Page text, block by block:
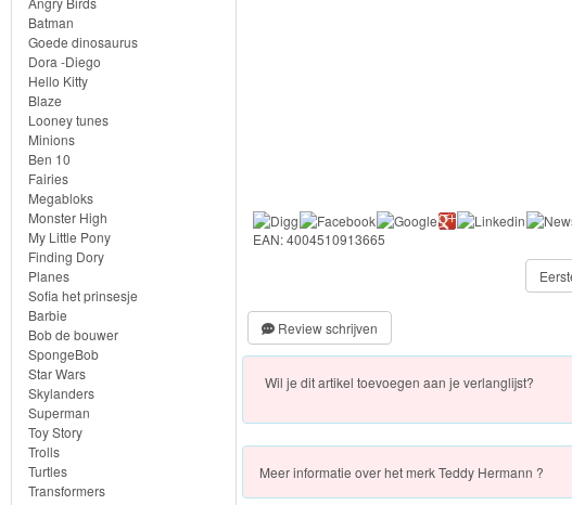
Shine
Little
Dutch
PJ
Masks
Super
Mario
Frozen
Paw
Patrol
Fireman
Sam
EAN: 4004510913665
Review schrijven
Wil je dit artikel toevoegen aan je verlanglijst?
Meerinformatie over het merkTeddy Hermann ?
Batman
Goede dinosaurus
Dora -Diego
Hello Kitty
Blaze
Looney tunes
Minions
Ben 10
Fairies
Megabloks
Monster High
My Little Pony
Finding Dory
Planes
Sofia het prinsesje
Barbie
Bob de bouwer
SpongeBob
Star Wars
Skylanders
Superman
Toy Story
Trolls
Turtles
Transformers